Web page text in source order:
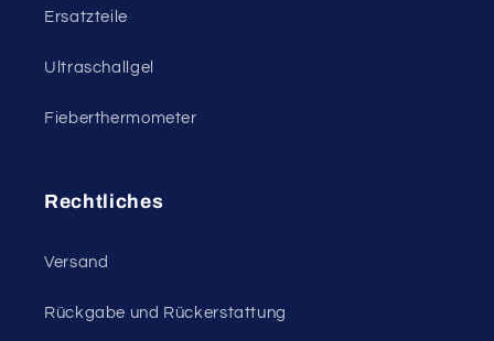
Ersatzteile
Ultraschallgel
Fieberthermometer
Rechtliches
Versand
Rückgabe und Rückerstattung